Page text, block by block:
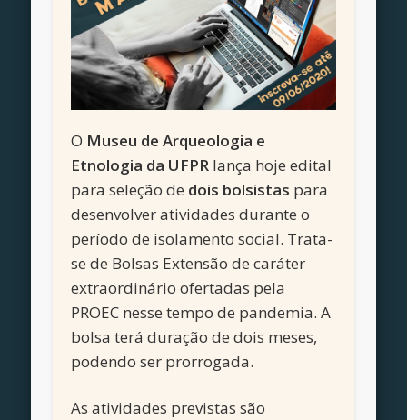
O Museu de Arqueologia e
Etnologia da UFPR lança hoje edital
para seleção de dois bolsistas para
desenvolver atividades durante o
período de isolamento social. Trata-
se de Bolsas Extensão de caráter
extraordinário ofertadas pela
PROEC nesse tempo de pandemia. A
bolsa terá duração dedois meses,
podendo ser prorrogada.
As atividades previstas são